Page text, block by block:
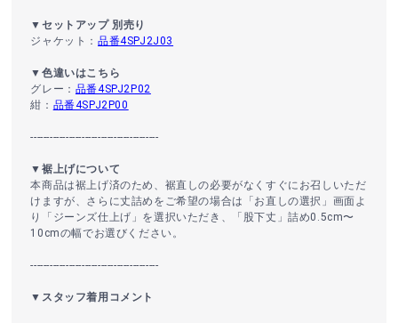
▼セットアップ 別売り
ジャケット：品番4SPJ2J03
▼色違いはこちら
グレー： 品番4SPJ2P02
紺： 品番4SPJ2P00
----------------------------------------
▼裾上げについて
本商品は裾上げ済のため、裾直しの必要がなくすぐにお召しいただ
けますが、さらに丈詰めをご希望の場合は「お直しの選択」画面よ
り「ジーンズ仕上げ」を選択いただき、「股下丈」詰め0.5cm〜
10cmの幅でお選びください。
----------------------------------------
▼スタッフ着用コメント